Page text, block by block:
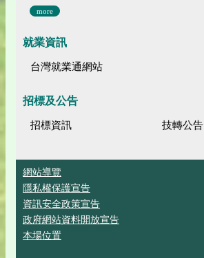
more
就業資訊
台灣就業通網站
招標及公告
招標資訊 技轉公告
網站導覽
隱私權保護宣告
資訊安全政策宣告
政府網站資料開放宣告
本場位置